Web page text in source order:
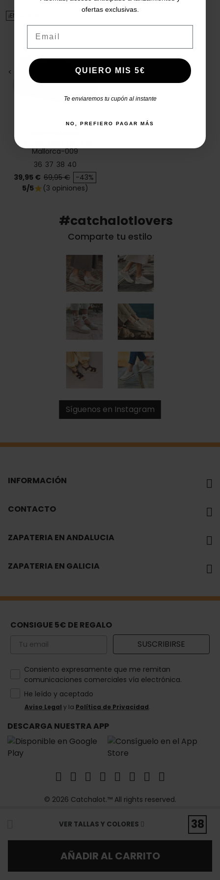
VER TALLAS Y COLORES 38
AÑADIR AL CARRITO
< >
Zapatilla plana de piel
Mallorca-009
36 37 38 40
Precio
39,95 € Precio base
69,95 € -43%
¡EN OFERTA!
5/5star (3 opiniones)
#catchalotlovers
Comparte tu estilo
Síguenos en Instagram
INFORMACIÓN
CONTACTO
ZAPATERIA EN ANDALUCIA
ZAPATERIA EN GALICIA
CONSIGUE 5€ DE REGALO
Email SUSCRIBIRSE
How would you like to hear from us?
Consiento expresamente que me remitan
comunicaciones comerciales vía electrónica.
He leído y aceptado
Aviso Legal y la Política de Privacidad.
DESCARGA NUESTRA APP
© 2026 Catchalot.™ All rights reserved.
ofertas exclusivas.
QUIERO MIS 5€
Te enviaremos tu cupón al instante
NO, PREFIERO PAGAR MÁS